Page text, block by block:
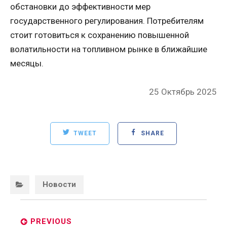
обстановки до эффективности мер
государственного регулирования. Потребителям
стоит готовиться к сохранению повышенной
волатильности на топливном рынке в ближайшие
месяцы.
Posted
25 Октябрь 2025
TWEET SHARE
Новости
navigation
PREVIOUS